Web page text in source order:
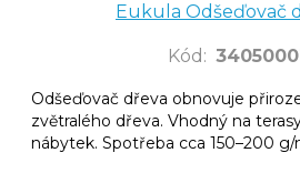
Eukula Odšeďovač
Kód :
Odšeďovač dřeva obnovuje
zvětralého dřeva. Vhodný na
nábytek. Spotřeba cca 150–200 g/